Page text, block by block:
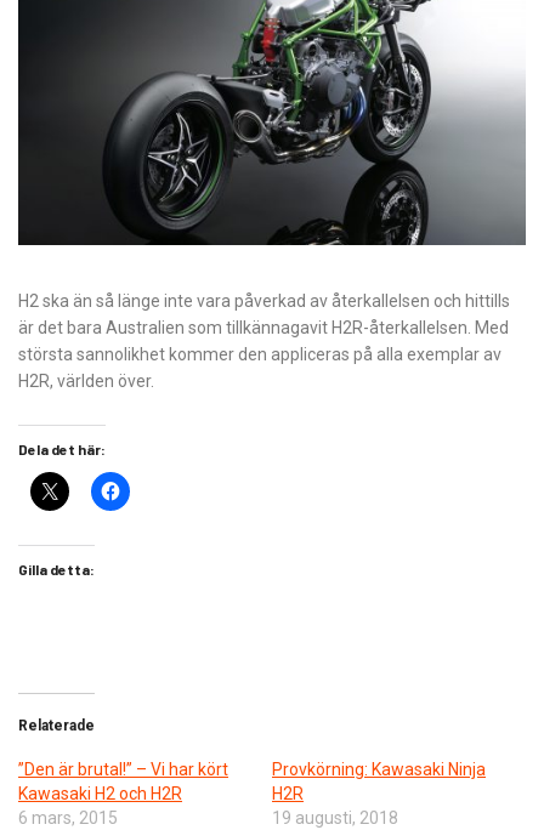
H2 ska än så länge inte vara påverkad av återkallelsen och hittills
är det bara Australien som tillkännagavit H2R-återkallelsen. Med
största sannolikhet kommer den appliceras på alla exemplar av
H2R, världen över.
Dela det här:
Gilla detta:
Relaterade
”Den är brutal!” – Vi har kört
Kawasaki H2 och H2R
6 mars, 2015
Provkörning: Kawasaki Ninja
H2R
19 augusti, 2018